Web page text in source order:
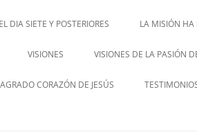
BIOGRAPHY
DIA SIETE Y POSTERIORES LA MISIÓN HA
– ENGLISH –
VISIONES
ENGLISH V
VISIONES DE LA PASIÓN
CORAZÓN DE JESÚS